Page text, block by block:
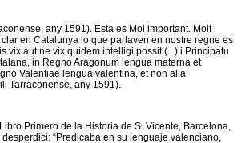
any 1591). Esta es Mol important. Molt
en Catalunya lo que parlaven en nostre regne es
vix aut ne vix quidem intelligi possit (...) i Principatu
in Regno Aragonum lengua materna et
Valentiae lengua valentina, et non alia
Tarraconense, any 1591).
Primero de la Historia de S. Vicente, Barcelona,
desperdici: “Predicaba en su lenguaje valenciano,